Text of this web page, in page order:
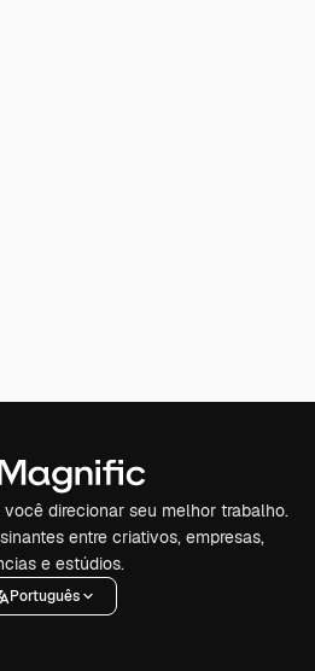
direcionar seu melhor trabalho.
entre criativos, empresas,
e estúdios.
Português